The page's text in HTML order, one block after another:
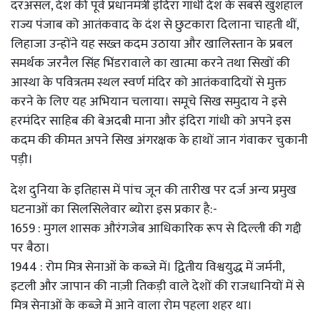
दरअसल, देश की पूर्व प्रधानमंत्री इंदिरा गांधी देश के सबसे खुशहाल
राज्य पंजाब को आतंकवाद के दंश से छुटकारा दिलाना चाहती थीं,
लिहाजा उन्होंने यह सख्त कदम उठाया और खालिस्तान के प्रबल
समर्थक जरनैल सिंह भिंडरावाले का खात्मा करने तथा सिखों की
आस्था के पवित्रतम स्थल स्वर्ण मंदिर को आतंकवादियों से मुक्त
करने के लिए यह अभियान चलाया। समूचे सिख समुदाय ने इसे
हरमंदिर साहिब की बेअदबी माना और इंदिरा गांधी को अपने इस
कदम की कीमत अपने सिख अंगरक्षक के हाथों जान गंवाकर चुकानी
पड़ी।
देश दुनिया के इतिहास में पांच जून की तारीख पर दर्ज अन्य प्रमुख
घटनाओं का सिलसिलेवार ब्योरा इस प्रकार है:-
1659 : मुगल शासक औरंगजेब आधिकारिक रूप से दिल्ली की गद्दी
पर बैठा।
1944 : रोम मित्र सेनाओं के कब्जे में। द्वितीय विश्वयुद्ध में जर्मनी,
इटली और जापान की नाज़ी तिकड़ी वाले देशों की राजधानियों में से
मित्र सेनाओं के कब्ज़े में आने वाला रोम पहला शहर था।